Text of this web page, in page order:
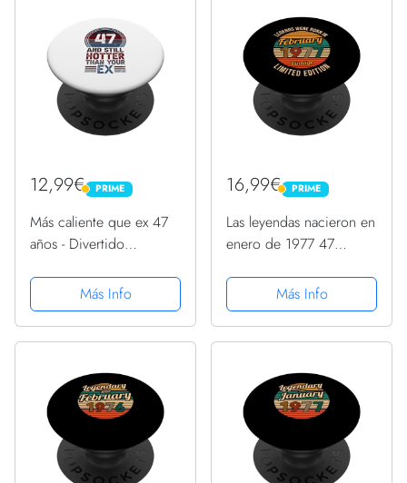
12,99€ PRIME
PRIME
Más caliente que ex 47
años - Divertido
PopSockets PopGrip
Intercambiable
Más Info
16,99€ PRIME
PRIME
Las leyendas nacieron en
enero de 1977 47
PopGrip Intercambiable
Más Info